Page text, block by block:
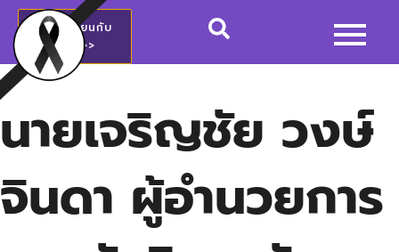
สมัครเรียนกับ
วชช.>>
นายเจริญชัย วงษ์
จินดา ผู้อำนวยการ